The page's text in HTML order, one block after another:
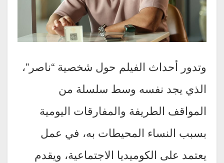
وتدور أحداث الفيلم حول شخصية “ناصر”،
الذي يجد نفسه وسط سلسلة من
المواقف الطريفة والمفارقات اليومية
بسبب النساء المحيطات به، في عمل
يعتمد على الكوميديا الاجتماعية، ويقدم